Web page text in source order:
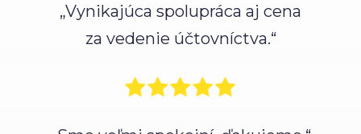
„Vynikajúca spolupráca aj cena
za vedenie účtovníctva.“